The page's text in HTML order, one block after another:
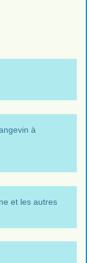
à
et les autres